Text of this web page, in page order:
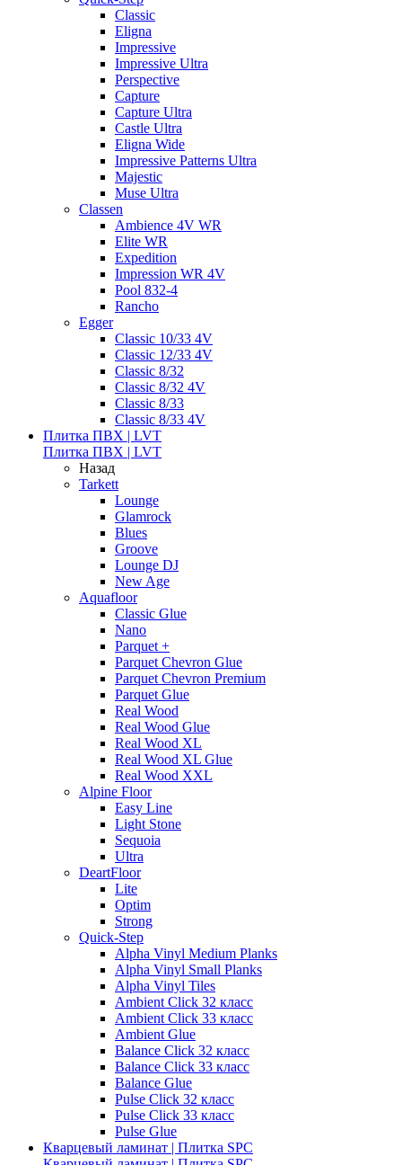
Classic
Eligna
Impressive
Impressive Ultra
Perspective
Capture
Capture Ultra
Castle Ultra
Eligna Wide
Impressive Patterns Ultra
Majestic
Muse Ultra
Classen
Ambience 4V WR
Elite WR
Expedition
Impression WR 4V
Pool 832-4
Rancho
Egger
Classic 10/33 4V
Classic 12/33 4V
Classic 8/32
Classic 8/32 4V
Classic 8/33
Classic 8/33 4V
Плитка ПВХ | LVT
Плитка ПВХ | LVT
Назад
Tarkett
Lounge
Glamrock
Blues
Groove
Lounge DJ
New Age
Aquafloor
Classic Glue
Nano
Parquet +
Parquet Chevron Glue
Parquet Chevron Premium
Parquet Glue
Real Wood
Real Wood Glue
Real Wood XL
Real Wood XL Glue
Real Wood XXL
Alpine Floor
Easy Line
Light Stone
Sequoia
Ultra
DeartFloor
Lite
Optim
Strong
Quick-Step
Alpha Vinyl Medium Planks
Alpha Vinyl Small Planks
Alpha Vinyl Tiles
Ambient Click 32 класс
Ambient Click 33 класс
Ambient Glue
Balance Click 32 класс
Balance Click 33 класс
Balance Glue
Pulse Click 32 класс
Pulse Click 33 класс
Pulse Glue
Кварцевый ламинат | Плитка SPC